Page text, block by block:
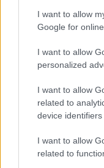
I want to allow
Google for
I want to allow
personalized
I want to allow
related to
device identifiers
I want to allow
related to